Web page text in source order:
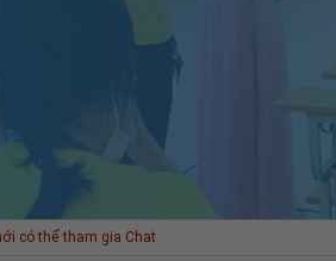
có thể tham gia Chat